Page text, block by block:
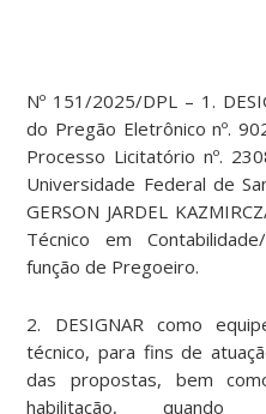
Nº 151/2025/DPL – 1.
do Pregão Eletrônico nº.
Processo Licitatório nº.
Universidade Federal de
GERSON JARDEL
Técnico em
função de Pregoeiro.
2. DESIGNAR como
técnico, para fins de
das propostas, bem
habilitação, quando